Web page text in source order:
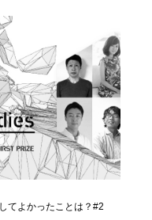
てよかったことは？#2